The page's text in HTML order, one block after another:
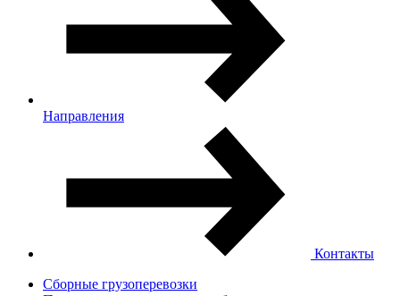
Направления
Контакты
Сборные грузоперевозки